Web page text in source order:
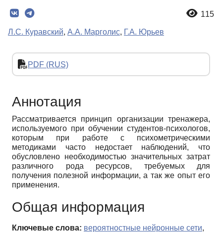
115
Л.С. Куравский, А.А. Марголис, Г.А. Юрьев
PDF (RUS)
Аннотация
Рассматривается принцип организации тренажера,
используемого при обучении студентов-психологов,
которым при работе с психометрическими
методиками часто недостает наблюдений, что
обусловлено необходимостью значительных затрат
различного рода ресурсов, требуемых для
получения полезной информации, а так же опыт его
применения.
Общая информация
Ключевые слова: вероятностные нейронные сети,